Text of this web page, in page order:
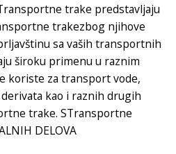
trake predstavljaju
trakezbog njihove
sa vaših transportnih
široku primenu u raznim
koriste za transport vode,
kao i raznih drugih
trake. STransportne
DELOVA